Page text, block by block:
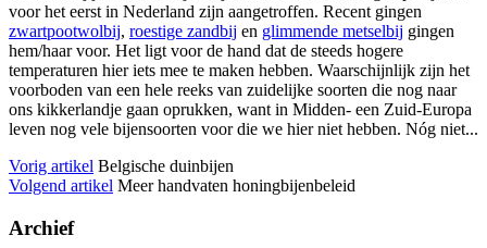
voor het eerst in Nederland zijn aangetroffen. Recent gingen
zwartpootwolbij, roestige zandbij en glimmende metselbij gingen
hem/haar voor. Het ligt voor de hand dat de steeds hogere
temperaturen hier iets mee te maken hebben. Waarschijnlijk zijn het
voorboden van een hele reeks van zuidelijke soorten die nog naar
ons kikkerlandje gaan oprukken, want in Midden- een Zuid-Europa
leven nog vele bijensoorten voor die we hier niet hebben. Nóg niet...
Vorig artikel Belgische duinbijen
Volgend artikel Meer handvaten honingbijenbeleid
Archief